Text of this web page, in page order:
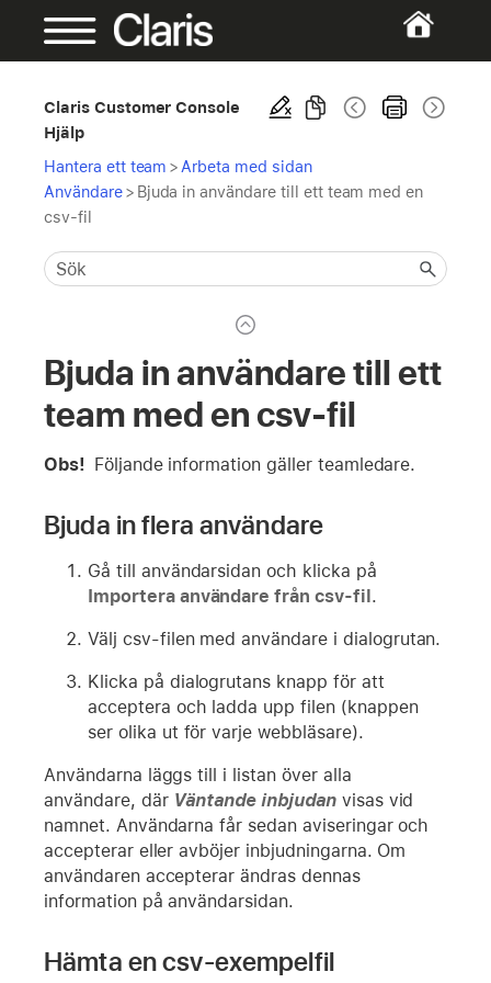
Claris Customer Console
Hjälp
Hantera ett team > Arbeta med sidan
Användare> Bjuda in användare till ett team med en
csv-fil
Bjuda in användare till ett
team med en csv-fil
Obs! Följande information gäller teamledare.
Bjuda in flera användare
Gå till användarsidan och klicka på
Importera användare från csv-fil.
Välj csv-filen med användare i dialogrutan.
Klicka på dialogrutans knapp för att
acceptera och ladda upp filen (knappen
ser olika ut för varje webbläsare).
Användarna läggs till i listan över alla
användare, där Väntande inbjudanvisas vid
namnet. Användarna får sedan aviseringar och
accepterar eller avböjer inbjudningarna. Om
användaren accepterar ändras dennas
information på användarsidan.
Hämta en csv-exempelfil